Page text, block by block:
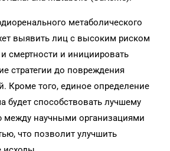
метаболического
выявить лиц с высоким риском
смертности и инициировать
стратегии до повреждения
Кроме того, единое определение
будет способствовать лучшему
между научными организациями
что позволит улучшить